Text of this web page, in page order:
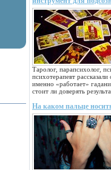
Таролог, парапсихолог,
психотерапевт рассказали
именно «работает»
стоит ли доверять
На каком пальце